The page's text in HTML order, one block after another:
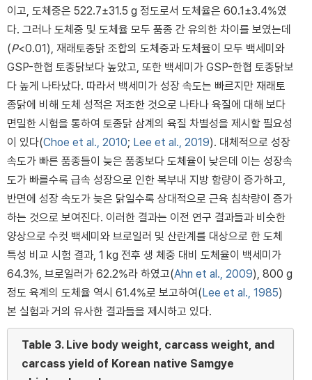
이고, 도체중은 522.7±31.5 g 정도로서 도체율은 60.1±3.4%였
다. 그러나 도체중 및 도체율 모두 품종 간 유의한 차이를 보였는데
(P<0.01), 재래토종닭 조합의 도체중과 도체율이 모두 백세미와
GSP-한협 토종닭보다 높았고, 또한 백세미가 GSP-한협 토종닭보
다 높게 나타났다. 따라서 백세미가 성장 속도는 빠르지만 재래토
종닭에 비해 도체 성적은 저조한 것으로 나타나 육질에 대해 보다
면밀한 시험을 통하여 토종닭 삼계의 육질 차별성을 제시할 필요성
이 있다(Choe et al., 2010; Lee et al., 2019). 대체적으로 성장
속도가 빠른 품종들이 늦은 품종보다 도체율이 낮은데 이는 성장속
도가 빠를수록 급속 성장으로 인한 복부내 지방 함량이 증가하고,
반면에 성장 속도가 늦은 닭일수록 상대적으로 근육 침착량이 증가
하는 것으로 보여진다. 이러한 결과는 이전 연구 결과들과 비슷한
양상으로 수컷 백세미와 브로일러 및 산란계를 대상으로 한 도체
특성 비교 시험 결과, 1 kg 전후 생 체중 대비 도체율이 백세미가
64.3%, 브로일러가 62.2%라 하였고(Ahn et al., 2009), 800 g
정도 육계의 도체율 역시 61.4%로 보고하여(Lee et al., 1985)
본 실험과 거의 유사한 결과들을 제시하고 있다.
Table 3. Live body weight, carcass weight, and
carcass yield of Korean native Samgye